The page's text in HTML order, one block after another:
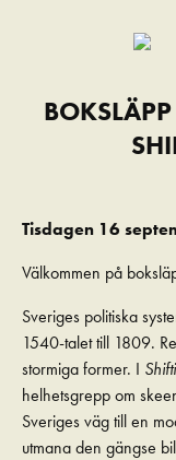
Tisdagen 16
Välkommen på
Sveriges politiska
1540-talet till 1809.
stormiga former. I
helhetsgrepp om
Sveriges väg till en
utmana den gängse